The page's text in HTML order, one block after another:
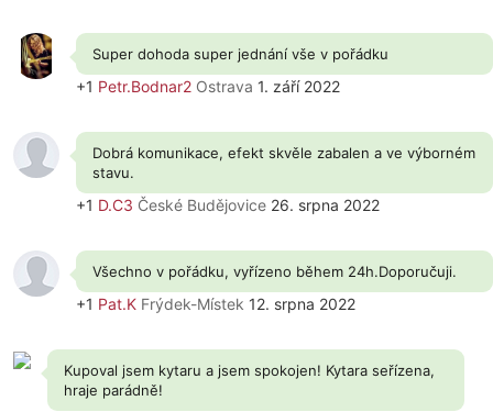
Super dohoda super jednání vše v pořádku
+1 Petr.Bodnar2 Ostrava 1. září 2022
Dobrá komunikace, efekt skvěle zabalen a ve výborném
stavu.
+1 D.C3 České Budějovice 26. srpna 2022
Všechno v pořádku, vyřízeno během 24h.Doporučuji.
+1 Pat.K Frýdek-Místek 12. srpna 2022
Kupoval jsem kytaru a jsem spokojen! Kytara seřízena,
hraje parádně!